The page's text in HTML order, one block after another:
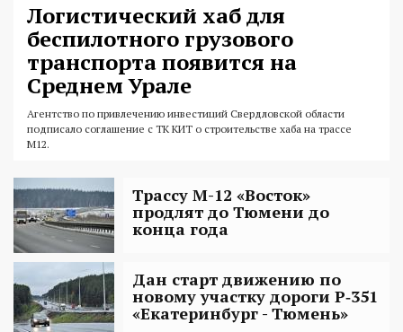
Логистический хаб для
беспилотного грузового
транспорта появится на
Среднем Урале
Агентство по привлечению инвестиций Свердловской области
подписало соглашение с ТК КИТ о строительстве хаба на трассе
М12.
Трассу М-12 «Восток»
продлят до Тюмени до
конца года
Дан старт движению по
новому участку дороги Р‑351
«Екатеринбург - Тюмень»